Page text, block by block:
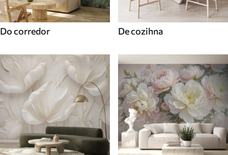
Do corredor De cozihna